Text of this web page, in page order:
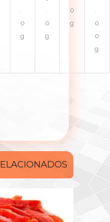
0
g
0
g
0
g
0
0
g